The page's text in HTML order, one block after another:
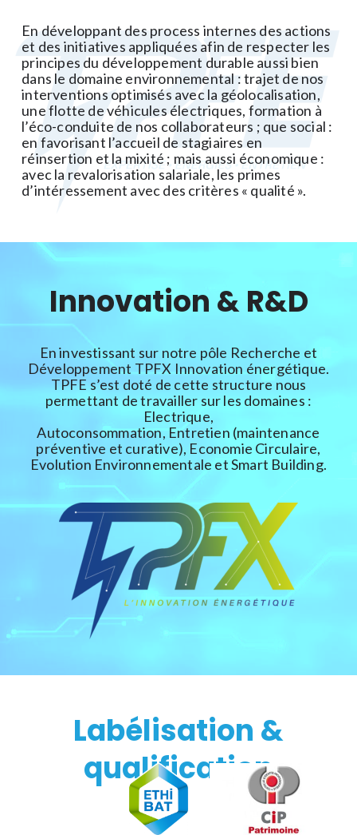
En développant des process internes des actions
et des initiatives appliquées afin de respecter les
principes du développement durable aussi bien
dans le domaine environnemental : trajet de nos
interventions optimisés avec la géolocalisation,
une flotte de véhicules électriques, formation à
l’éco-conduite de nos collaborateurs ; que social :
en favorisant l’accueil de stagiaires en
réinsertion et la mixité ; mais aussi économique :
avec la revalorisation salariale, les primes
d’intéressement avec des critères « qualité ».
Innovation & R&D
En investissant sur notre pôle Recherche et
Développement TPFX Innovation énergétique.
TPFE s’est doté de cette structure nous
permettant de travailler sur les domaines :
Electrique,
Autoconsommation, Entretien (maintenance
préventive et curative), Economie Circulaire,
Evolution Environnementale et Smart Building.
Labélisation &
qualification